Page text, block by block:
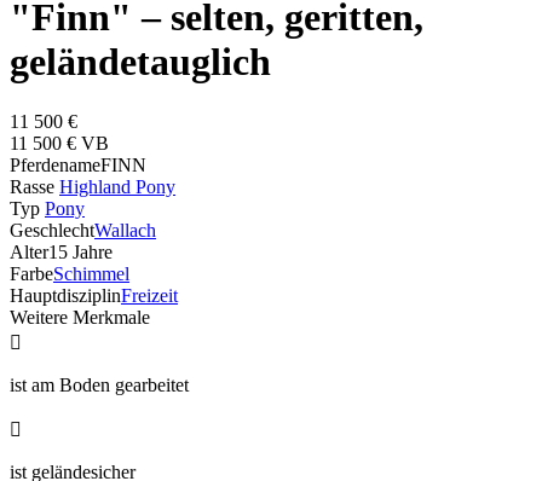
"Finn" – selten, geritten,
geländetauglich
11 500 €
11 500 € VB
PferdenameFINN
Rasse Highland Pony
Typ Pony
GeschlechtWallach
Alter15 Jahre
FarbeSchimmel
HauptdisziplinFreizeit
Weitere Merkmale

ist am Boden gearbeitet

ist geländesicher